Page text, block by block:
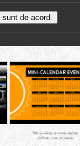
Mini-calendar evenimente
ciclism, ture si trasee